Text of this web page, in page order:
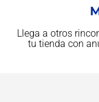
Llega a otros
tu tienda con